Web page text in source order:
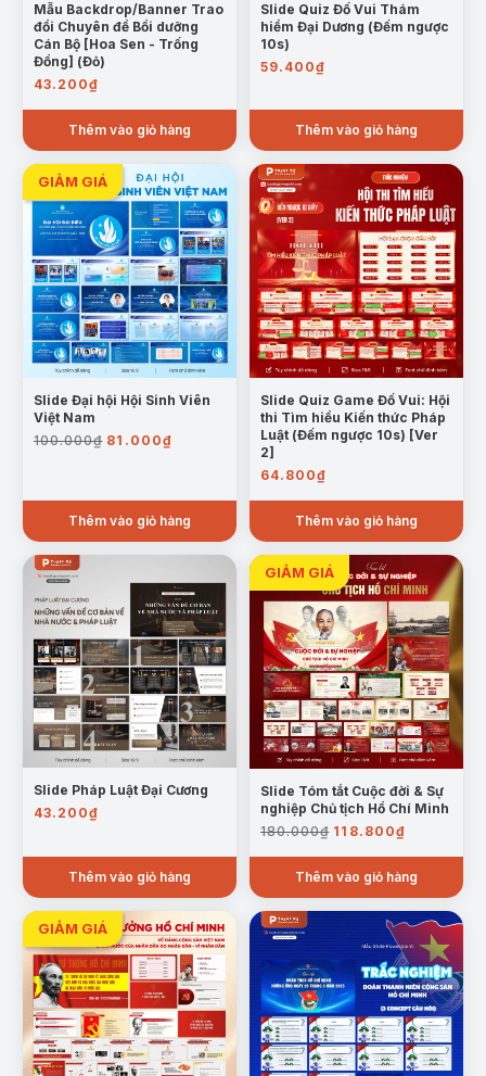
Mẫu Backdrop/Banner Trao
đổi Chuyên đề Bồi dưỡng
Cán Bộ [Hoa Sen - Trống
Đồng] (Đỏ)
43.200₫
Thêm vào giỏ hàng
Slide Quiz Đố Vui Thám
hiểm Đại Dương (Đếm ngược
10s)
59.400₫
Thêm vào giỏ hàng
Slide Đại hội Hội Sinh Viên
Việt Nam
100.000₫ Giá
100.000₫.
81.000₫Giá
là:
81.000₫.
Thêm vào giỏ hàng
Slide Quiz Game Đố Vui: Hội
thi Tìm hiểu Kiến thức Pháp
Luật (Đếm ngược 10s) [Ver
2]
64.800₫
Thêm vào giỏ hàng
Slide Pháp Luật Đại Cương
43.200₫
Thêm vào giỏ hàng
Slide Tóm tắt Cuộc đời & Sự
nghiệp Chủ tịch Hồ Chí Minh
180.000₫ Giá
là:
180.000₫.
118.800₫Giá
tại
là:
118.800₫.
Thêm vào giỏ hàng